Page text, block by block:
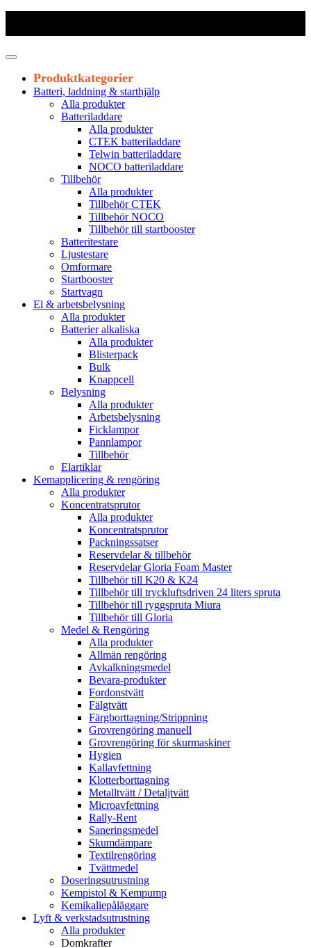
Produktkategorier
Batteri, laddning & starthjälp
Alla produkter
Batteriladdare
Alla produkter
CTEK batteriladdare
Telwin batteriladdare
NOCO batteriladdare
Tillbehör
Alla produkter
Tillbehör CTEK
Tillbehör NOCO
Tillbehör till startbooster
Batteritestare
Ljustestare
Omformare
Startbooster
Startvagn
El & arbetsbelysning
Alla produkter
Batterier alkaliska
Alla produkter
Blisterpack
Bulk
Knappcell
Belysning
Alla produkter
Arbetsbelysning
Ficklampor
Pannlampor
Tillbehör
Elartiklar
Kemapplicering & rengöring
Alla produkter
Koncentratsprutor
Alla produkter
Koncentratsprutor
Packningssatser
Reservdelar & tillbehör
Reservdelar Gloria Foam Master
Tillbehör till K20 & K24
Tillbehör till tryckluftsdriven 24 liters spruta
Tillbehör till ryggspruta Miura
Tillbehör till Gloria
Medel & Rengöring
Alla produkter
Allmän rengöring
Avkalkningsmedel
Bevara-produkter
Fordonstvätt
Fälgtvätt
Färgborttagning/Strippning
Grovrengöring manuell
Grovrengöring för skurmaskiner
Hygien
Kallavfettning
Klotterborttagning
Metalltvätt / Detaljtvätt
Microavfettning
Rally-Rent
Saneringsmedel
Skumdämpare
Textilrengöring
Tvättmedel
Doseringsutrustning
Kempistol & Kempump
Kemikaliepåläggare
Lyft & verkstadsutrustning
Alla produkter
Domkrafter